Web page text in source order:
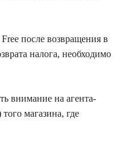
после возвращения в
налога, необходимо
внимание на агента-
магазина, где